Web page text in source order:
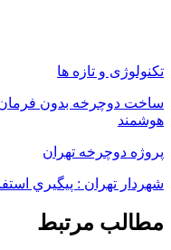
تکنولوژی و تازه ها
ساخت دوچرخه بدون فرمان
هوشمند
پروژه دوچرخه تهران
شهردار تهران : پيگيري
مطالب مرتبط